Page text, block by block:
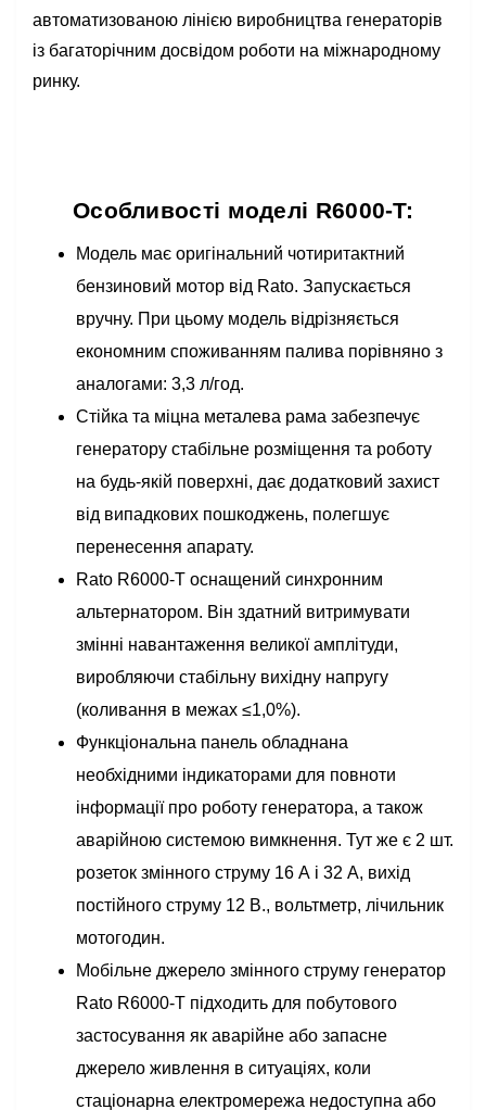
автоматизованою лінією виробництва генераторів
із багаторічним досвідом роботи на міжнародному
ринку.
Особливості моделі R6000-T:
Модель має оригінальний чотиритактний
бензиновий мотор від Rato. Запускається
вручну. При цьому модель відрізняється
економним споживанням палива порівняно з
аналогами: 3,3 л/год.
Стійка та міцна металева рама забезпечує
генератору стабільне розміщення та роботу
на будь-якій поверхні, дає додатковий захист
від випадкових пошкоджень, полегшує
перенесення апарату.
Rato R6000-T оснащений синхронним
альтернатором. Він здатний витримувати
змінні навантаження великої амплітуди,
виробляючи стабільну вихідну напругу
(коливання в межах ≤1,0%).
Функціональна панель обладнана
необхідними індикаторами для повноти
інформації про роботу генератора, а також
аварійною системою вимкнення. Тут же є 2 шт.
розеток змінного струму 16 А і 32 А, вихід
постійного струму 12 В., вольтметр, лічильник
мотогодин.
Мобільне джерело змінного струму генератор
Rato R6000-T підходить для побутового
застосування як аварійне або запасне
джерело живлення в ситуаціях, коли
стаціонарна електромережа недоступна або